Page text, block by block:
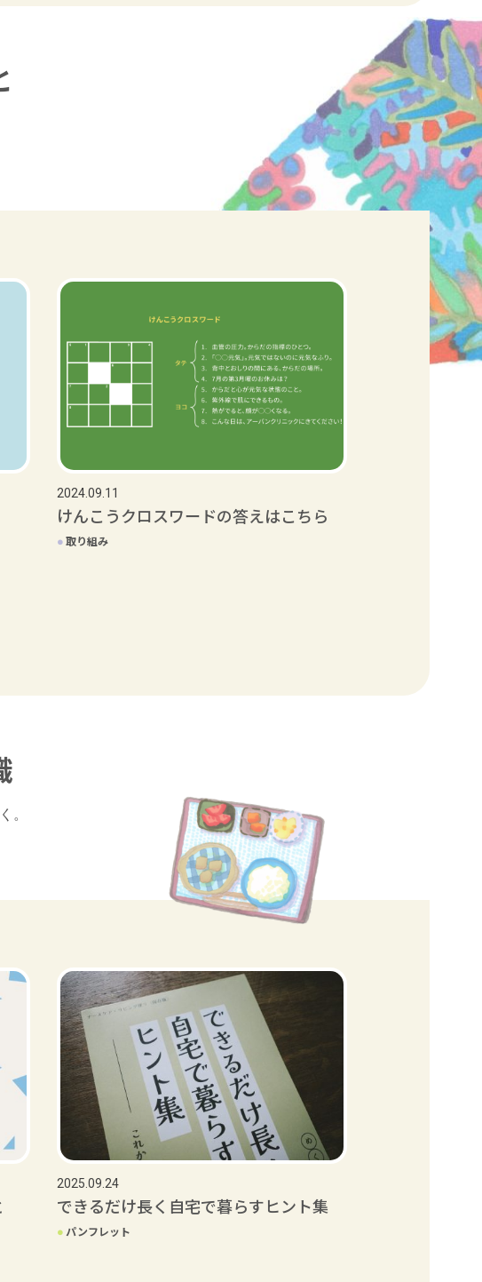
2024.09.11
けんこうクロスワードの答えはこちら
● 取り組み
。
2025.09.24
できるだけ長く自宅で暮らすヒント集
● パンフレット